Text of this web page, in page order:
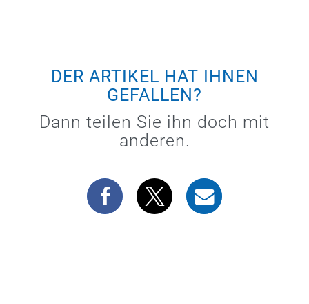
DER ARTIKEL HAT IHNEN
GEFALLEN?
Dann teilen Sie ihn doch mit
anderen.